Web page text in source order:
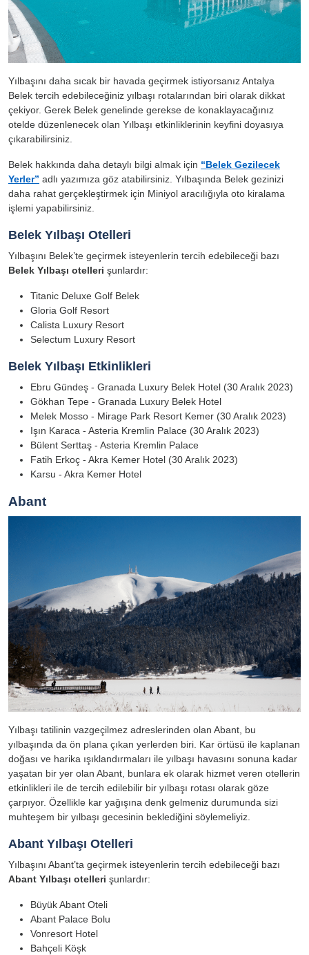
Yılbaşını daha sıcak bir havada geçirmek istiyorsanız Antalya
Belek tercih edebileceğiniz yılbaşı rotalarından biri olarak dikkat
çekiyor. Gerek Belek genelinde gerekse de konaklayacağınız
otelde düzenlenecek olan Yılbaşı etkinliklerinin keyfini doyasıya
çıkarabilirsiniz.
Belek hakkında daha detaylı bilgi almak için “Belek Gezilecek
Yerler” adlı yazımıza göz atabilirsiniz. Yılbaşında Belek gezinizi
daha rahat gerçekleştirmek için Miniyol aracılığıyla oto kiralama
işlemi yapabilirsiniz.
Belek Yılbaşı Otelleri
Yılbaşını Belek’te geçirmek isteyenlerin tercih edebileceği bazı
Belek Yılbaşı otelleri şunlardır:
Titanic Deluxe Golf Belek
Gloria Golf Resort
Calista Luxury Resort
Selectum Luxury Resort
Belek Yılbaşı Etkinlikleri
Ebru Gündeş - Granada Luxury Belek Hotel (30 Aralık 2023)
Gökhan Tepe - Granada Luxury Belek Hotel
Melek Mosso - Mirage Park Resort Kemer (30 Aralık 2023)
Işın Karaca - Asteria Kremlin Palace (30 Aralık 2023)
Bülent Serttaş - Asteria Kremlin Palace
Fatih Erkoç - Akra Kemer Hotel (30 Aralık 2023)
Karsu - Akra Kemer Hotel
Abant
Yılbaşı tatilinin vazgeçilmez adreslerinden olan Abant, bu
yılbaşında da ön plana çıkan yerlerden biri. Kar örtüsü ile kaplanan
doğası ve harika ışıklandırmaları ile yılbaşı havasını sonuna kadar
yaşatan bir yer olan Abant, bunlara ek olarak hizmet veren otellerin
etkinlikleri ile de tercih edilebilir bir yılbaşı rotası olarak göze
çarpıyor. Özellikle kar yağışına denk gelmeniz durumunda sizi
muhteşem bir yılbaşı gecesinin beklediğini söylemeliyiz.
Abant Yılbaşı Otelleri
Yılbaşını Abant’ta geçirmek isteyenlerin tercih edebileceği bazı
Abant Yılbaşı otelleri şunlardır:
Büyük Abant Oteli
Abant Palace Bolu
Vonresort Hotel
Bahçeli Köşk